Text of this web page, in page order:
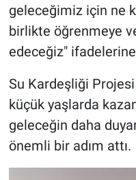
geleceğimiz için ne
birlikte öğrenmeye
edeceğiz"
Su Kardeşliği
küçük yaşlarda
geleceğin daha
önemli bir adım attı.